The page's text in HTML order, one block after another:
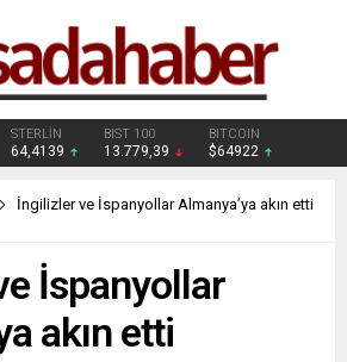
STERLİN
64,4139
BIST 100
13.779,39
BITCOIN
$64922
İngilizler ve İspanyollar Almanya’ya akın etti
İspanyollar
akın etti